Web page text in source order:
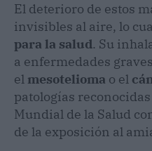
El deterioro de estos
invisibles al aire, lo
para la salud. Su
a enfermedades
el mesotelioma o el
patologías
Mundial de la Salud
de la exposición al